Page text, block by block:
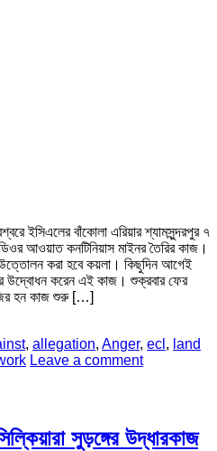
ইসিএলের বাঁকোলা এরিয়ার শ্যামসুন্দরপুর ৭
আওয়াত কনটিনিয়াস মাইনর তৈরির কাজ।
উত্তোলন করা হবে কয়লা। কিছুদিন আগেই
উদ্বোধন করেন এই কাজ। শুক্রবার ফের
হন কাজ শুরু […]
, allegation, Anger, ecl , land
Leave a comment
সুড়ঙ্গের উদ্ধারকাজ